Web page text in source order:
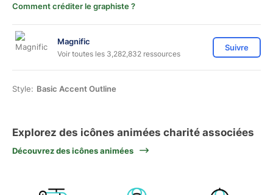
Comment créditer le graphiste ?
Magnific
Voir toutes les 3,282,832 ressources
Suivre
Style: Basic Accent Outline
Explorez des icônes animées charité associées
Découvrez des icônes animées